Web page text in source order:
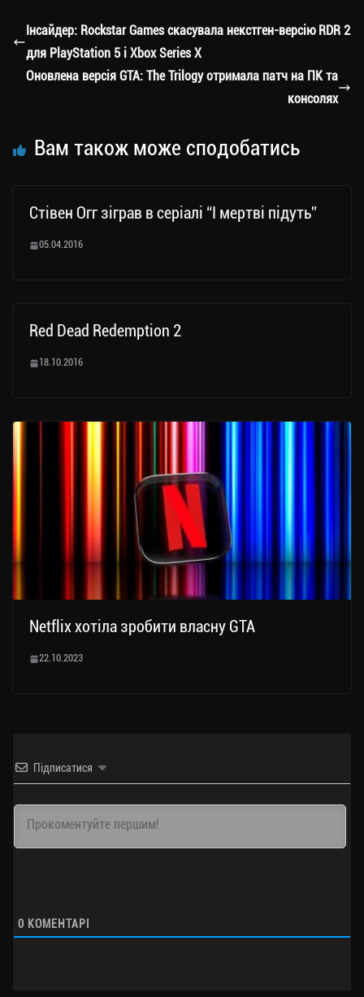
a
m
er ok Li
nk
ли
ти
ся
Інсайдер: Rockstar Games скасувала некстген-версію RDR 2
для PlayStation 5 і Xbox Series X
Оновлена версія GTA: The Trilogy отримала патч на ПК та
консолях
Вам також може сподобатись
Стівен Огг зіграв в серіалі “І мертві підуть”
05.04.2016
Red Dead Redemption 2
18.10.2016
Netflix хотіла зробити власну GTA
22.10.2023
Підписатися
0 КОМЕНТАРІ